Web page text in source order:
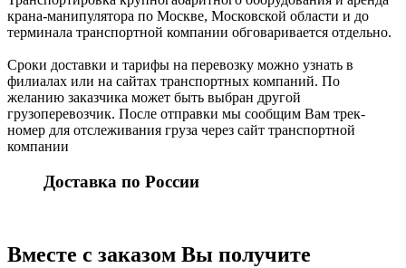
крана-манипулятора по Москве, Московской области и до
терминала транспортной компании обговаривается отдельно.
Сроки доставки и тарифы на перевозку можно узнать в
филиалах или на сайтах транспортных компаний. По
желанию заказчика может быть выбран другой
грузоперевозчик. После отправки мы сообщим Вам трек-
номер для отслеживания груза через сайт транспортной
компании
Доставка по России
Вместе с заказом Вы получите